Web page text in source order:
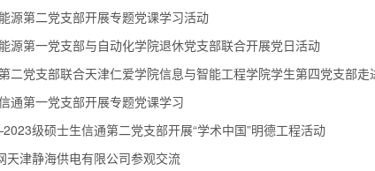
源第二党支部开展专题党课学习活动
源第一党支部与自动化学院退休党支部联合开展党日活动
二党支部联合天津仁爱学院信息与智能工程学院学生第四党支部走
通第一党支部开展专题党课学习
级硕士生信通第二党支部开展“学术中国”明德工程活动
天津静海供电有限公司参观交流